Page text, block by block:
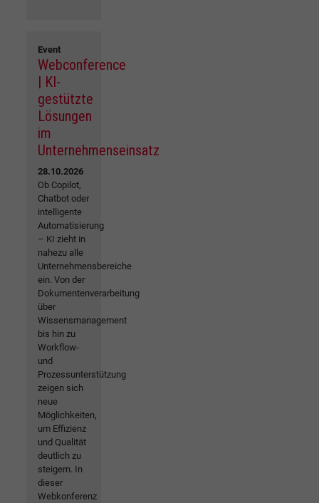
Event
Webconference
| KI-
gestützte
Lösungen
im
Unternehmenseinsatz
28.10.2026
Ob Copilot,
Chatbot oder
intelligente
Automatisierung
– KI zieht in
nahezu alle
Unternehmensbereiche
ein. Von der
Dokumentenverarbeitung
über
Wissensmanagement
bis hin zu
Workflow-
und
Prozessunterstützung
zeigen sich
neue
Möglichkeiten,
um Effizienz
und Qualität
deutlich zu
steigern. In
dieser
Webkonferenz